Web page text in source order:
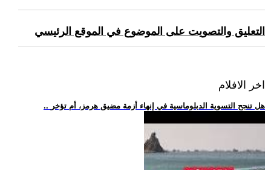
التعليق والتصويت على الموضوع في الموقع الرئيسي
اخر الافلام
.. هل تنجح التسوية الدبلوماسية في إنهاء أزمة مضيق هرمز، أم تؤخر